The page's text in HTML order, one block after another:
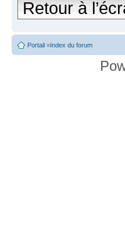
Retour à
Portail »Index du forum